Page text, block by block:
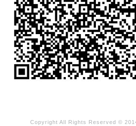
Copyright All Rights Reserved ©